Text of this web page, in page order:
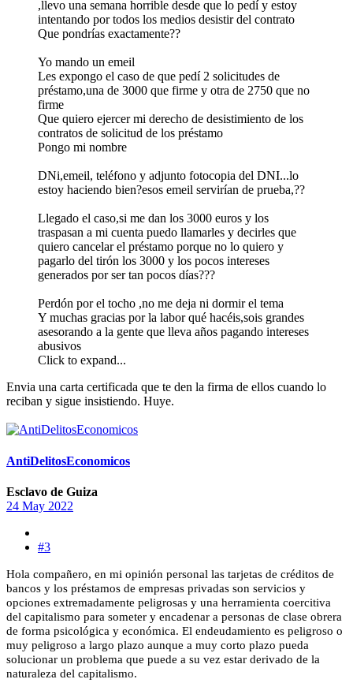
,llevo una semana horrible desde que lo pedí y estoy
intentando por todos los medios desistir del contrato
Que pondrías exactamente??
Yo mando un emeil
Les expongo el caso de que pedí 2 solicitudes de
préstamo,una de 3000 que firme y otra de 2750 que no
firme
Que quiero ejercer mi derecho de desistimiento de los
contratos de solicitud de los préstamo
Pongo mi nombre
DNi,emeil, teléfono y adjunto fotocopia del DNI...lo
estoy haciendo bien?esos emeil servirían de prueba,??
Llegado el caso,si me dan los 3000 euros y los
traspasan a mi cuenta puedo llamarles y decirles que
quiero cancelar el préstamo porque no lo quiero y
pagarlo del tirón los 3000 y los pocos intereses
generados por ser tan pocos días???
Perdón por el tocho ,no me deja ni dormir el tema
Y muchas gracias por la labor qué hacéis,sois grandes
asesorando a la gente que lleva años pagando intereses
abusivos
Click to expand...
Envia una carta certificada que te den la firma de ellos cuando lo
reciban y sigue insistiendo. Huye.
AntiDelitosEconomicos
Esclavo de Guiza
24 May 2022
#3
Hola compañero, en mi opinión personal las tarjetas de créditos de
bancos y los préstamos de empresas privadas son servicios y
opciones extremadamente peligrosas y una herramienta coercitiva
del capitalismo para someter y encadenar a personas de clase obrera
de forma psicológica y económica. El endeudamiento es peligroso o
muy peligroso a largo plazo aunque a muy corto plazo pueda
solucionar un problema que puede a su vez estar derivado de la
naturaleza del capitalismo.